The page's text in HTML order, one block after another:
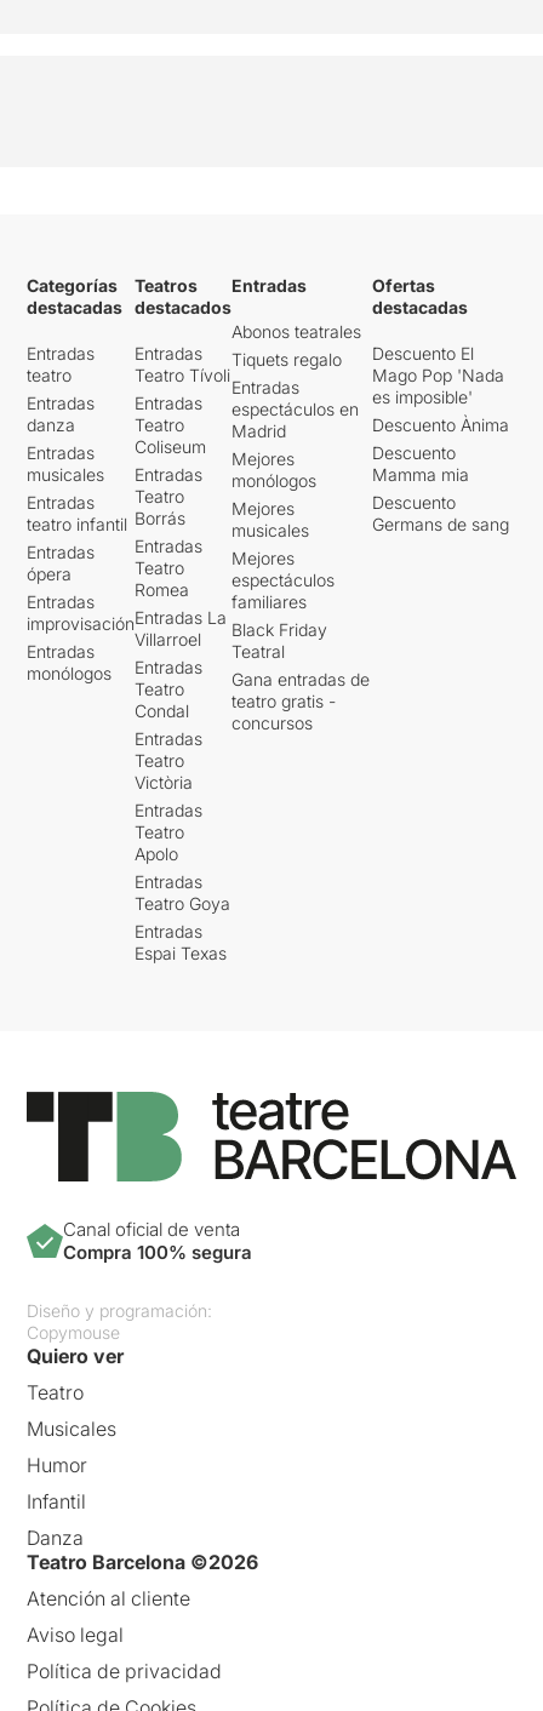
Categorías
destacadas
Entradas
teatro
Entradas
danza
Entradas
musicales
Entradas
teatro infantil
Entradas
ópera
Entradas
improvisación
Entradas
monólogos
Teatros
destacados
Entradas
Teatro Tívoli
Entradas
Teatro
Coliseum
Entradas
Teatro
Borrás
Entradas
Teatro
Romea
Entradas La
Villarroel
Entradas
Teatro
Condal
Entradas
Teatro
Victòria
Entradas
Teatro
Apolo
Entradas
Teatro Goya
Entradas
Espai Texas
Entradas
Abonos teatrales
Tiquets regalo
Entradas
espectáculos en
Madrid
Mejores
monólogos
Mejores
musicales
Mejores
espectáculos
familiares
Black Friday
Teatral
Gana entradas de
teatro gratis -
concursos
Ofertas
destacadas
Descuento El
Mago Pop 'Nada
es imposible'
Descuento Ànima
Descuento
Mamma mia
Descuento
Germans de sang
Canal oficial de venta
Compra 100% segura
Diseño y programación:
Copymouse
Quiero ver
Teatro
Musicales
Humor
Infantil
Danza
Teatro Barcelona ©2026
Atención al cliente
Aviso legal
Política de privacidad